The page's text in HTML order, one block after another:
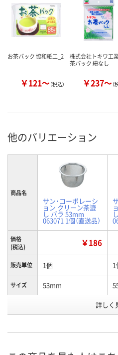
お茶パック 協和紙工_2
￥121～（税込）
株式会社トキワ工
茶パック 紐なし
￥237～（
他のバリエーション
商品名
サン・コーポレーシ
ョン クリーン茶漉
し バラ 53mm
063071 1個（直送品）
価格
(税込)
￥186
販売単位 1個 1
サイズ 53mm
詳しく